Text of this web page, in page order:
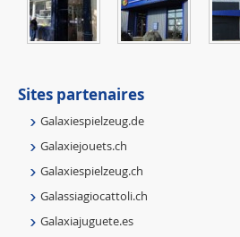
Sites partenaires
Galaxiespielzeug.de
Galaxiejouets.ch
Galaxiespielzeug.ch
Galassiagiocattoli.ch
Galaxiajuguete.es